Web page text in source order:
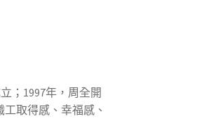
；1997年，周全開
取得感、幸福感、